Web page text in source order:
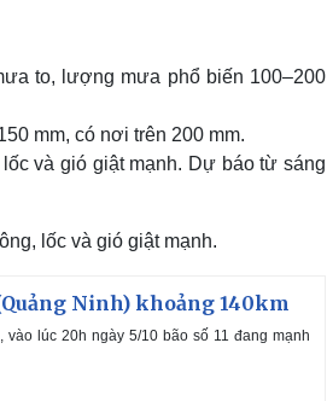
to, lượng mưa phổ biến 100–200
mm, có nơi trên 200 mm.
và gió giật mạnh. Dự báo từ sáng
lốc và gió giật mạnh.
Ninh) khoảng 140km
lúc 20h ngày 5/10 bão số 11 đang mạnh